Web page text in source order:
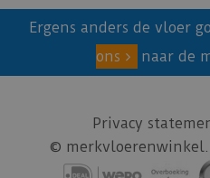
Ergens anders de vloer
ons
naar de
Privacy
©